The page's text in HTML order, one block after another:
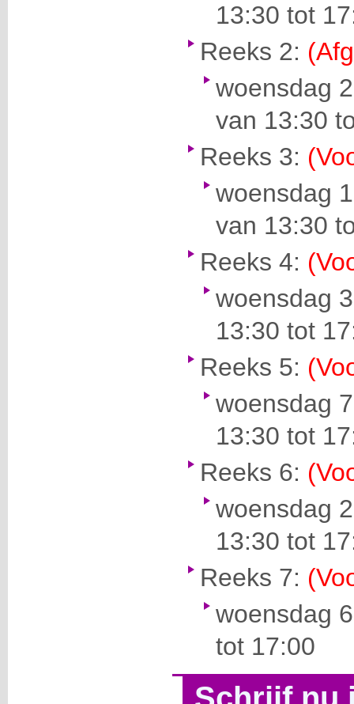
13:30 tot
Reeks 2:
woensdag
van 13:30
Reeks 3:
woensdag
van 13:30
Reeks 4:
woensdag
13:30 tot
Reeks 5:
woensdag
13:30 tot
Reeks 6:
woensdag
13:30 tot
Reeks 7:
woensdag
tot 17:00